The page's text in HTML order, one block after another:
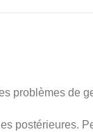
problèmes de
postérieures.